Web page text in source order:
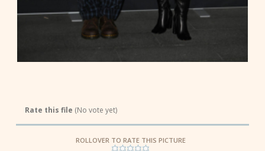
Rate this file (No vote yet)
ROLLOVER TO RATE THIS PICTURE